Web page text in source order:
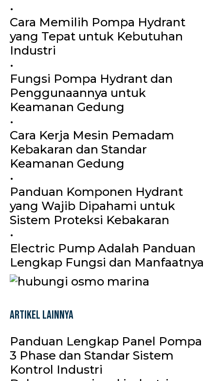
•
Cara Memilih Pompa Hydrant
yang Tepat untuk Kebutuhan
Industri
•
Fungsi Pompa Hydrant dan
Penggunaannya untuk
Keamanan Gedung
•
Cara Kerja Mesin Pemadam
Kebakaran dan Standar
Keamanan Gedung
•
Panduan Komponen Hydrant
yang Wajib Dipahami untuk
Sistem Proteksi Kebakaran
•
Electric Pump Adalah Panduan
Lengkap Fungsi dan Manfaatnya
Artikel Lainnya
Panduan Lengkap Panel Pompa
3 Phase dan Standar Sistem
Kontrol Industri